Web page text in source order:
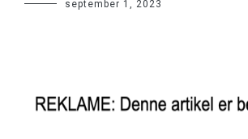
september 1, 2023